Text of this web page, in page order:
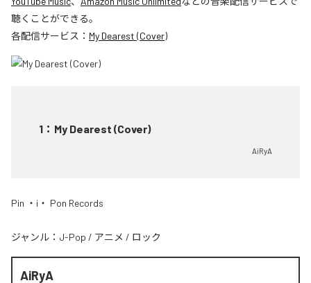
聴くことができる。
各配信サービス： My Dearest (Cover)
1 ： My Dearest (Cover)
AiRyA
Pin ・i・ Pon Records
ジャンル： J-Pop / アニメ / ロック
AiRyA